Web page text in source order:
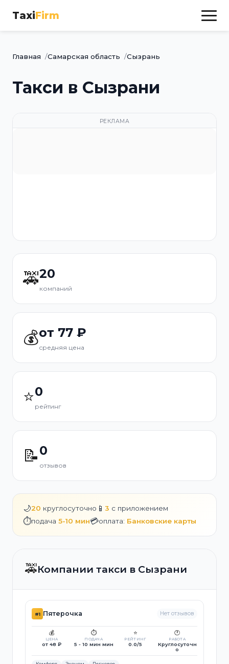
TaxiFirm
Главная Самарская область Сызрань
Такси в Сызрани
РЕКЛАМА
🚕20
компаний
💰от 77 ₽
средняя цена
⭐0
рейтинг
📝0
отзывов
🌙20 круглосуточно 📱 3 с приложением
⏱️подача 5-10 мин💳оплата: Банковские карты
🚕Компании такси в Сызрани
#1 Пятерочка Нет отзывов
💰
ЦЕНА
от 48 ₽
⏱️
ПОДАЧА
5 - 10 мин мин
⭐
РЕЙТИНГ
0.0/5
🕐
РАБОТА
Круглосуточн
о